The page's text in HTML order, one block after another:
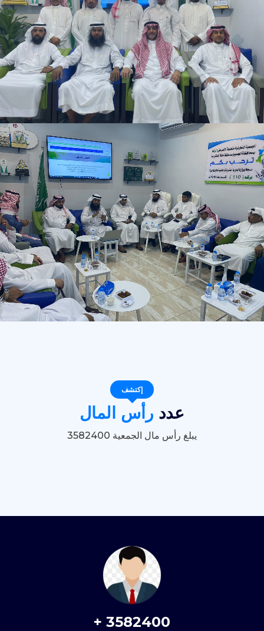
إكتشف
عددرأس المال
يبلغ رأس مال الجمعية 3582400
3582400
+